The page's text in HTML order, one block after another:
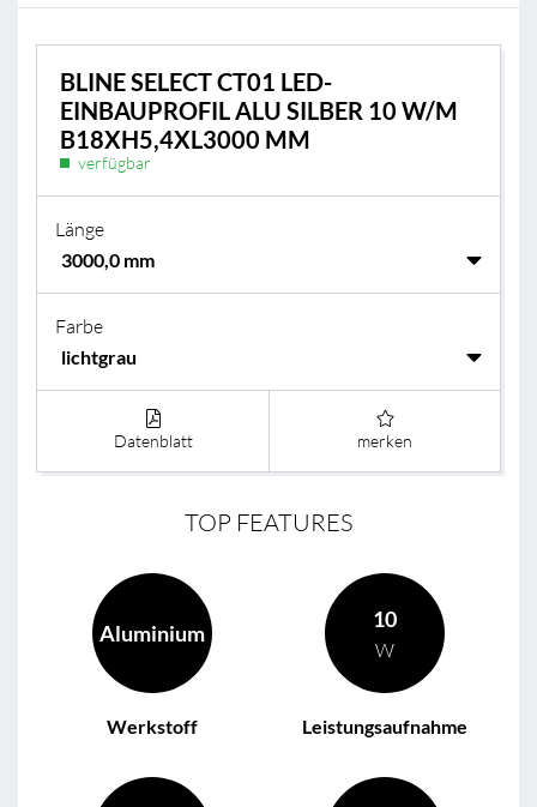
BLINE SELECT CT01 LED-
EINBAUPROFIL ALU SILBER 10 W/M
B18XH5,4XL3000 MM
verfügbar
Länge
Farbe
Datenblatt merken
TOP FEATURES
Aluminium
Werkstoff
10
W
Leistungsaufnahme